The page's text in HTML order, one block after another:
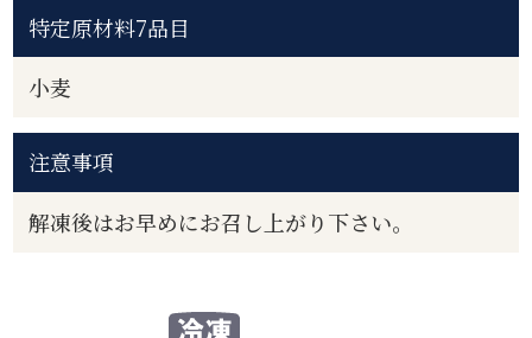
特定原材料7品目
小麦
注意事項
解凍後はお早めにお召し上がり下さい。